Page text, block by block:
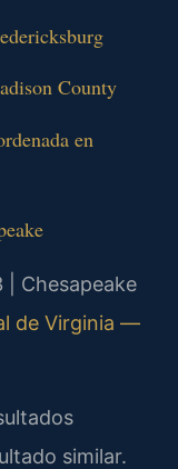
County
en
Chesapeake
de Virginia —
similar.